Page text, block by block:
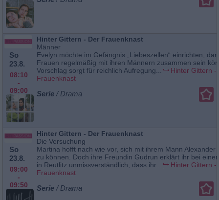
So
23.8.
08:10
-
09:00
Hinter Gittern - Der Frauenknast
Männer
Evelyn möchte im Gefängnis „Liebeszellen“ einrichten,
Frauen regelmäßig mit ihren Männern zusammen sein
Vorschlag sorgt für reichlich Aufregung...
Hinter Gittern -
Frauenknast
Serie / Drama
So
23.8.
09:00
-
09:50
Hinter Gittern - Der Frauenknast
Die Versuchung
Martina hofft nach wie vor, sich mit ihrem Mann Alexander
zu können. Doch ihre Freundin Gudrun erklärt ihr bei
in Reutlitz unmissverständlich, dass ihr...
Hinter Gittern -
Frauenknast
Serie / Drama